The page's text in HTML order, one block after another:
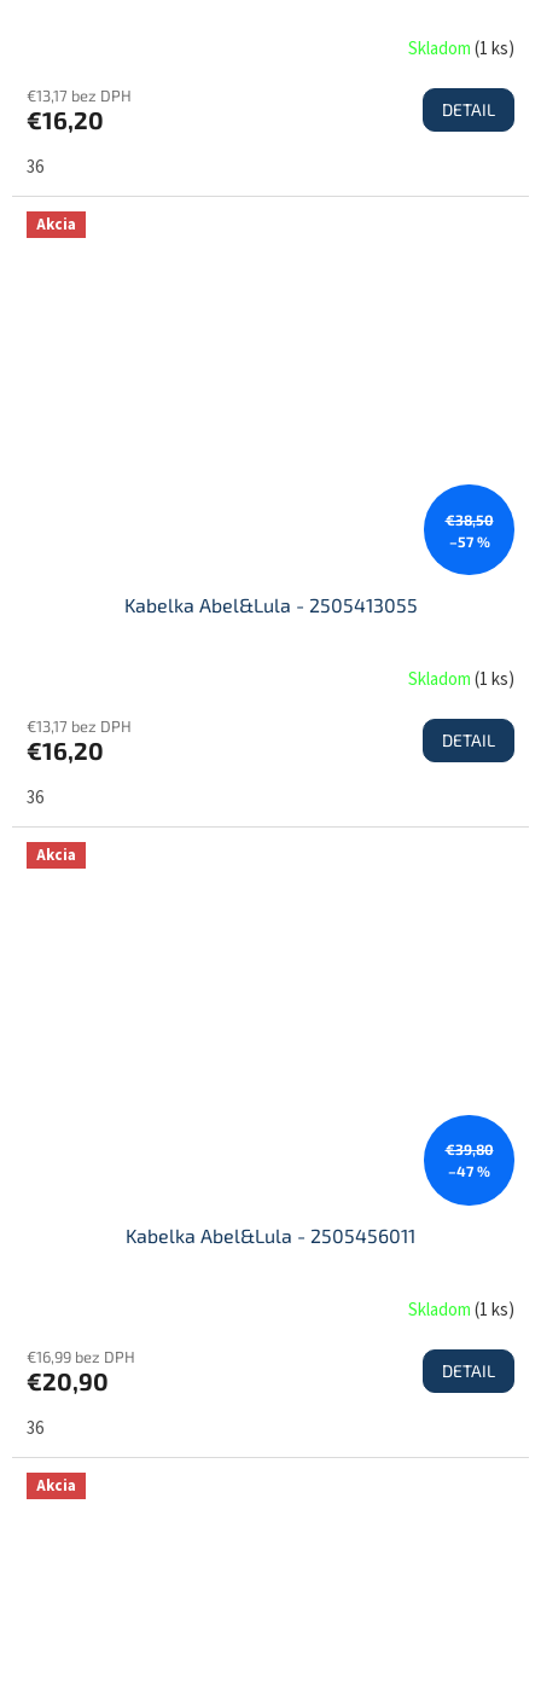
Skladom(1 ks)
€13,17 bez DPH
€16,20 DETAIL
36
Akcia
€38,50
–57 %
Kabelka Abel&Lula - 2505413055
Skladom(1 ks)
€13,17 bez DPH
€16,20 DETAIL
36
Akcia
€39,80
–47 %
Kabelka Abel&Lula - 2505456011
Skladom(1 ks)
€16,99 bez DPH
€20,90 DETAIL
36
Akcia